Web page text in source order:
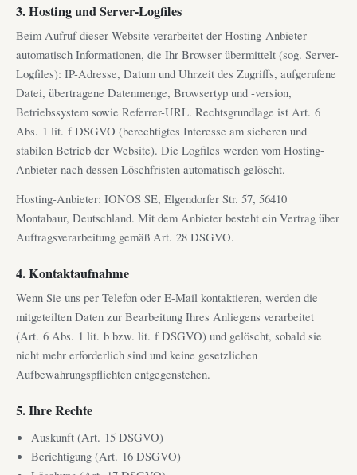
3. Hosting und Server-Logfiles
Beim Aufruf dieser Website verarbeitet der Hosting-Anbieter
automatisch Informationen, die Ihr Browser übermittelt (sog. Server-
Logfiles): IP-Adresse, Datum und Uhrzeit des Zugriffs, aufgerufene
Datei, übertragene Datenmenge, Browsertyp und -version,
Betriebssystem sowie Referrer-URL. Rechtsgrundlage ist Art. 6
Abs. 1 lit. f DSGVO (berechtigtes Interesse am sicheren und
stabilen Betrieb der Website). Die Logfiles werden vom Hosting-
Anbieter nach dessen Löschfristen automatisch gelöscht.
Hosting-Anbieter: IONOS SE, Elgendorfer Str. 57, 56410
Montabaur, Deutschland. Mit dem Anbieter besteht ein Vertrag über
Auftragsverarbeitung gemäß Art. 28 DSGVO.
4. Kontaktaufnahme
Wenn Sie uns per Telefon oder E-Mail kontaktieren, werden die
mitgeteilten Daten zur Bearbeitung Ihres Anliegens verarbeitet
(Art. 6 Abs. 1 lit. b bzw. lit. f DSGVO) und gelöscht, sobald sie
nicht mehr erforderlich sind und keine gesetzlichen
Aufbewahrungspflichten entgegenstehen.
5. Ihre Rechte
Auskunft (Art. 15 DSGVO)
Berichtigung (Art. 16 DSGVO)